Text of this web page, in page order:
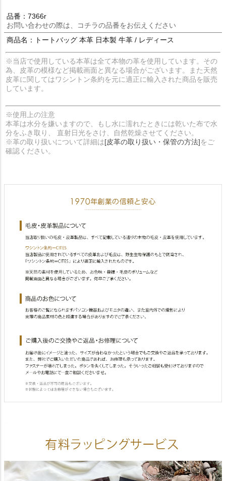
品番：7366r
お問い合わせの際は、コチラの品番をお伝えください
商品名：トートバッグ 本革 日本製 牛革 / レディース
※当店で使用している本革は全て本物の革を使用しています。その
為、皮革の模様など掲載画面と異なる場合がございます。また天然
皮革に関してはワシントン条約を元に適正に輸入された商品を販売
しています。
※使用上の注意
本革は水分を嫌いますので、もし水に濡れたときには乾いた布で水
分をふき取り、 直射日光をさけ、自然乾燥させてください。
※革の取り扱いについて詳細は[皮革の取り扱い・保管の方法]をご
確認ください。